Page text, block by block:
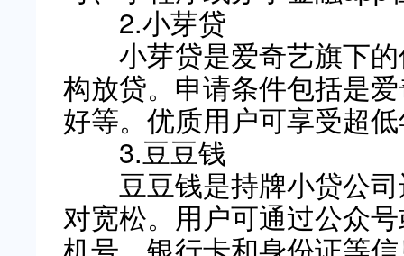
2.小芽贷
小芽贷是爱奇艺旗下的
构放贷。申请条件包括是
好等。优质用户可享受超
3.豆豆钱
豆豆钱是持牌小贷公司
对宽松。用户可通过公众